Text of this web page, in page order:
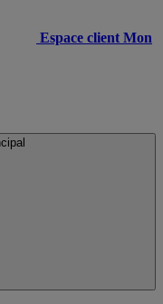
Espace client Mon